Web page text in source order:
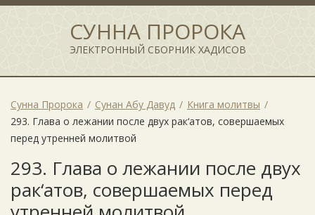
СУННА ПРОРОКА
ЭЛЕКТРОННЫЙ СБОРНИК ХАДИСОВ
Сунна Пророка Сунан Абу Давуд
Книга молитвы
293. Глава о лежании после двух рак‘атов, совершаемых
перед утренней молитвой
293. Глава о лежании после двух
рак‘атов, совершаемых перед